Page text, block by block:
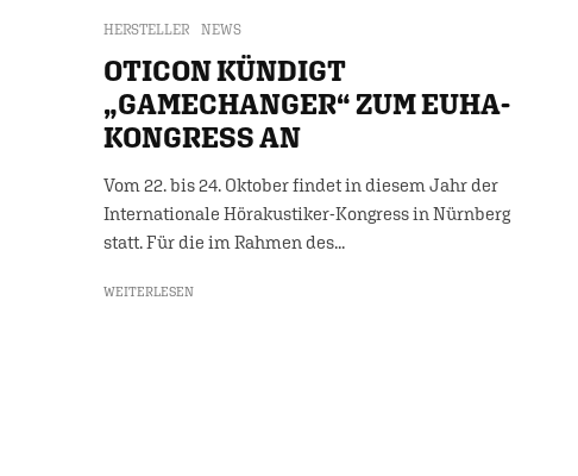
HERSTELLER NEWS
OTICON KÜNDIGT
„GAMECHANGER“ ZUM EUHA-
KONGRESS AN
Vom 22. bis 24. Oktober findet in diesem Jahr der
Internationale Hörakustiker-Kongress in Nürnberg
statt. Für die im Rahmen des...
WEITERLESEN